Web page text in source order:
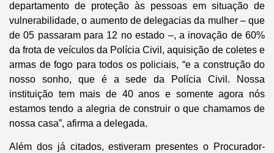
departamento de proteção às pessoas em situação de
vulnerabilidade, o aumento de delegacias da mulher – que
de 05 passaram para 12 no estado –, a inovação de 60%
da frota de veículos da Polícia Civil, aquisição de coletes e
armas de fogo para todos os policiais, “e a construção do
nosso sonho, que é a sede da Polícia Civil. Nossa
instituição tem mais de 40 anos e somente agora nós
estamos tendo a alegria de construir o que chamamos de
nossa casa”, afirma a delegada.
Além dos já citados, estiveram presentes o Procurador-